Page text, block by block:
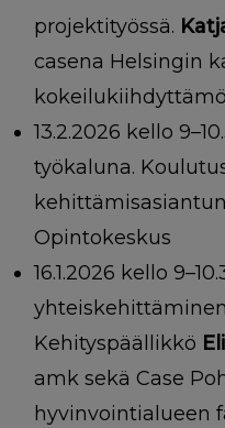
projektityössä.
casena Helsingin
13.2.2026 kello
työkaluna.
Opintokeskus
16.1.2026 kello
Kehityspäällikkö
amk sekä Case
hyvinvointialueen